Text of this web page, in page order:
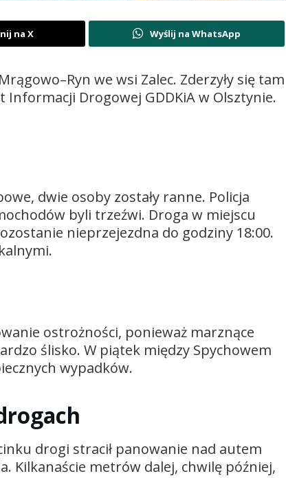
na X Wyślij na WhatsApp
we wsi Zalec. Zderzyły się tam
Drogowej GDDKiA w Olsztynie.
dwie osoby zostały ranne. Policja
byli trzeźwi. Droga w miejscu
nieprzejezdna do godziny 18:00.
ostrożności, ponieważ marznące
ślisko. W piątek między Spychowem
wypadków.
drogi stracił panowanie nad autem
Kilkanaście metrów dalej, chwilę później,